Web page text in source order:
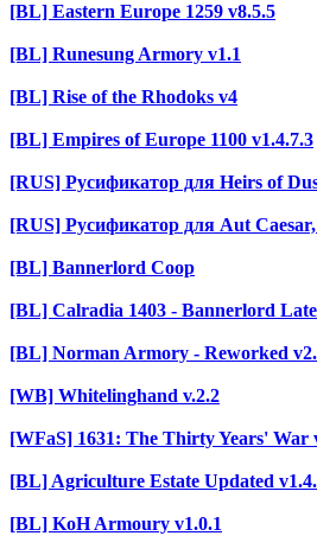
[BL] Eastern Europe 1259 v8.5.5
[BL] Runesung Armory v1.1
[BL] Rise of the Rhodoks v4
[BL] Empires of Europe 1100 v1.4.7.3
[RUS] Русификатор для Heirs of
[RUS] Русификатор для Aut
[BL] Bannerlord Coop
[BL] Calradia 1403 - Bannerlord
[BL] Norman Armory - Reworked
[WB] Whitelinghand v.2.2
[WFaS] 1631: The Thirty Years' War
[BL] Agriculture Estate Updated
[BL] KoH Armoury v1.0.1